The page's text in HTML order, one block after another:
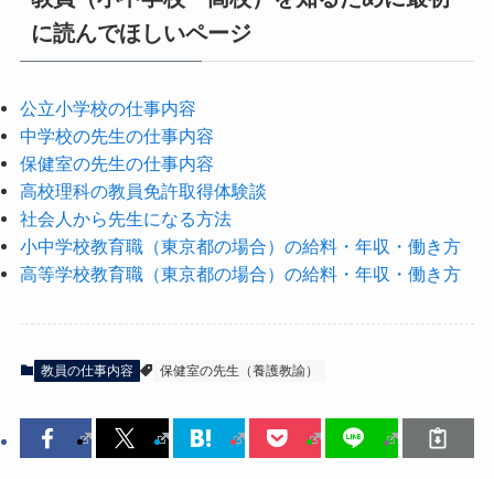
に読んでほしいページ
公立小学校の仕事内容
中学校の先生の仕事内容
保健室の先生の仕事内容
高校理科の教員免許取得体験談
社会人から先生になる方法
小中学校教育職（東京都の場合）の給料・年収・働き方
高等学校教育職（東京都の場合）の給料・年収・働き方
教員の仕事内容 保健室の先生（養護教諭）